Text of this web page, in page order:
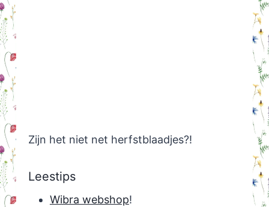
Zijn het niet net herfstblaadjes?!
Leestips
Wibra webshop!